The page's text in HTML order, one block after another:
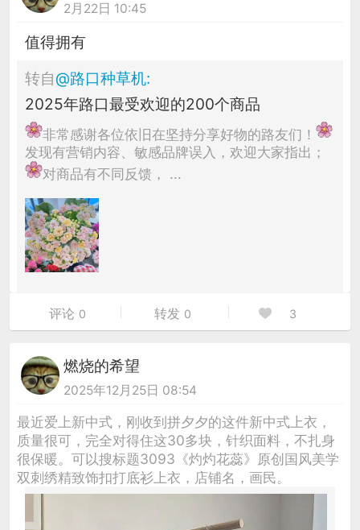
2月22日 10:45
值得拥有
转自@路口种草机:
2025年路口最受欢迎的200个商品
非常感谢各位依旧在坚持分享好物的路友们！
发现有营销内容、敏感品牌误入，欢迎大家指出；
对商品有不同反馈， ...
评论 0 转发 0 3
燃烧的希望
2025年12月25日 08:54
最近爱上新中式，刚收到拼夕夕的这件新中式上衣，
质量很可，完全对得住这30多块，针织面料，不扎身
很保暖。可以搜标题3093《灼灼花蕊》原创国风美学
双刺绣精致饰扣打底衫上衣，店铺名，画民。